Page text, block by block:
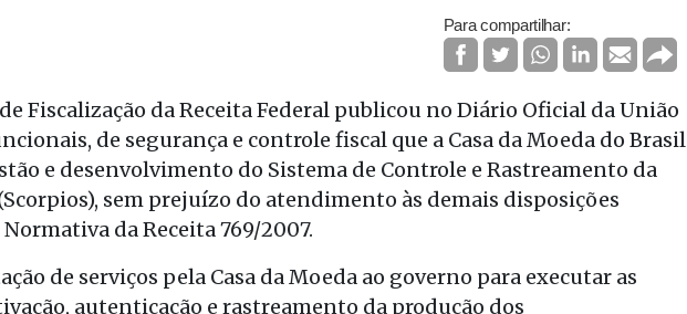
Para compartilhar:
Fiscalização da Receita Federal publicou no Diário Oficial da União
de segurança e controle fiscal que a Casa da Moeda do Brasil
e desenvolvimento do Sistema de Controle e Rastreamento da
sem prejuízo do atendimento às demais disposições
da Receita 769/2007.
de serviços pela Casa da Moeda ao governo para executar as
autenticação e rastreamento da produção dos